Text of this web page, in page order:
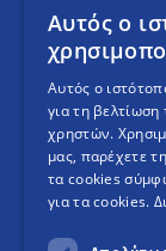
Αυτός ο
Αυτός ο
για τη βελτίωση
χρηστών.
μας, παρέχετε
τα cookies
για τα cookies.